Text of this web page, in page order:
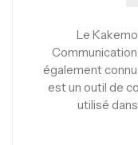
Le
également
est un outil de
utilisé